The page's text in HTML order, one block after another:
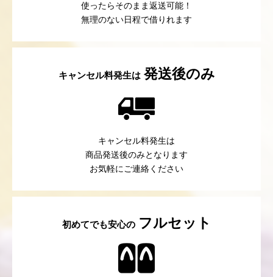
使ったらそのまま返送可能！
無理のない日程で借りれます
キャンセル料発生は 発送後のみ
キャンセル料発生は
商品発送後のみとなります
お気軽にご連絡ください
初めてでも安心の フルセット